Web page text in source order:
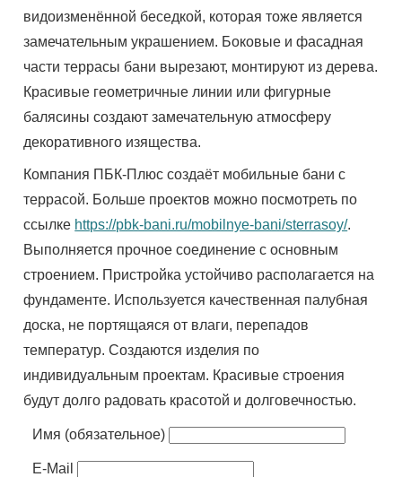
видоизменённой беседкой, которая тоже является
замечательным украшением. Боковые и фасадная
части террасы бани вырезают, монтируют из дерева.
Красивые геометричные линии или фигурные
балясины создают замечательную атмосферу
декоративного изящества.
Компания ПБК-Плюс создаёт мобильные бани с
террасой. Больше проектов можно посмотреть по
ссылке https://pbk-bani.ru/mobilnye-bani/sterrasoy/.
Выполняется прочное соединение с основным
строением. Пристройка устойчиво располагается на
фундаменте. Используется качественная палубная
доска, не портящаяся от влаги, перепадов
температур. Создаются изделия по
индивидуальным проектам. Красивые строения
будут долго радовать красотой и долговечностью.
Имя (обязательное)
E-Mail